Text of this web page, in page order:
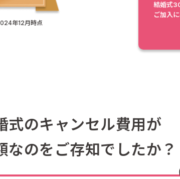
年12月時点
結婚式
ご加入
式のキャンセル費用が
なのをご存知でしたか？